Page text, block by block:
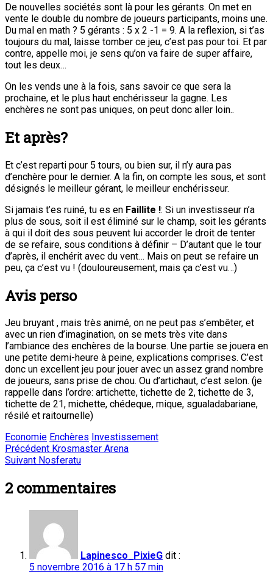
De nouvelles sociétés sont là pour les gérants. On met en
vente le double du nombre de joueurs participants, moins une.
Du mal en math ? 5 gérants : 5 x 2 -1 = 9. A la reflexion, si t’as
toujours du mal, laisse tomber ce jeu, c’est pas pour toi. Et par
contre, appelle moi, je sens qu’on va faire de super affaire,
tout les deux…
On les vends une à la fois, sans savoir ce que sera la
prochaine, et le plus haut enchérisseur la gagne. Les
enchères ne sont pas uniques, on peut donc aller loin..
Et après?
Et c’est reparti pour 5 tours, ou bien sur, il n’y aura pas
d’enchère pour le dernier. A la fin, on compte les sous, et sont
désignés le meilleur gérant, le meilleur enchérisseur.
Si jamais t’es ruiné, tu es en Faillite !: Si un investisseur n’a
plus de sous, soit il est éliminé sur le champ, soit les gérants
à qui il doit des sous peuvent lui accorder le droit de tenter
de se refaire, sous conditions à définir – D’autant que le tour
d’après, il enchérit avec du vent… Mais on peut se refaire un
peu, ça c’est vu ! (douloureusement, mais ça c’est vu…)
Avis perso
Jeu bruyant , mais très animé, on ne peut pas s’embêter, et
avec un rien d’imagination, on se mets très vite dans
l’ambiance des enchères de la bourse. Une partie se jouera en
une petite demi-heure à peine, explications comprises. C’est
donc un excellent jeu pour jouer avec un assez grand nombre
de joueurs, sans prise de chou. Ou d’artichaut, c’est selon. (je
rappelle dans l’ordre: artichette, tichette de 2, tichette de 3,
tichette de 21, michette, chédeque, mique, sgualadabariane,
résilé et raitournelle)
Economie Enchères Investissement
Navigation
l’article
Précédent Article
précédent
Krosmaster Arena
Suivant Article
:
Nosferatu
2 commentaires
Lapinesco_PixieG dit :
5 novembre 2016 à 17 h 57 min